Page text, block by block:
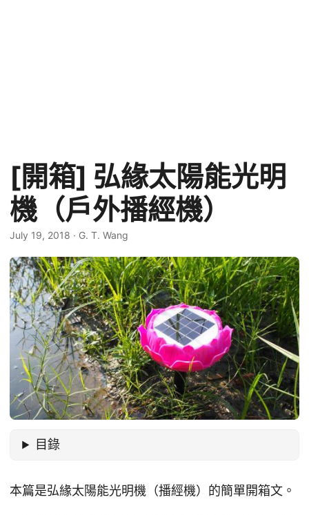
[開箱] 弘緣太陽能光明
機（戶外播經機）
July 19, 2018 · G. T. Wang
目錄
本篇是弘緣太陽能光明機（播經機）的簡單開箱文。